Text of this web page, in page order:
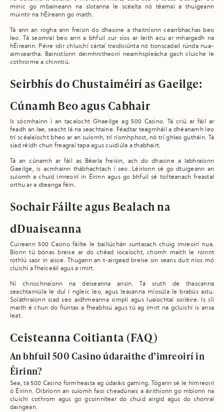
minic go mbaineann na slotanna le scéalta nó téamaí a thuigeann
muintir na hÉireann go maith.
Tá ann an rogha ann freisin do dhaoine a thaitníonn cearrbhachas beo
leo. Tá seomraí beo ann a bhfuil cur síos ar leith acu ar mhargadh na
hÉireann. Péire idir chluichí cártaí traidisiúnta nó tionscadail rúnda nua-
aimseartha. Bainistíonn deimhnitheoirí neamhspleácha gach cluiche le
cothroime a chinntiú.
Seirbhís do Chustaiméirí as Gaeilge:
Cúnamh Beo agus Cabhair
Is sócmhainn í an tacaíocht Ghaeilge ag 500 Casino. Tá criú ar fáil ar
feadh an lae, seacht lá na seachtaine. Féadtar teagmháil a dhéanamh leo
trí scéalaíocht bheo ar an suíomh, trí ríomhphost, nó trí ghlao gutháin. Tá
siad réidh chun freagraí tapa agus cuidiúla a thabhairt.
Tá an cúnamh ar fáil as Béarla freisin, ach do dhaoine a labhraíonn
Gaeilge, is acmhainn thábhachtach í seo. Léiríonn sé go dtuigeann an
suíomh a chuid imreoirí in Éirinn agus go bhfuil sé toilteanach freastal
orthu ar a dteanga féin.
Sochair Fáilte agus Bealach na
dDuaiseanna
Cuireann 500 Casino fáilte le bailiúchán suntasach chuig imreoirí nua.
Bíonn tú bónas breise ar do chéad íocaíocht, chomh maith le roinnt
rothlú saor in aisce. Thugann an t-airgead breise sin seans duit níos mó
cluichí a fheiceáil agus a imirt.
Ní chriochnaíonn na deiseanna ansin. Tá sruth de thascanna
seachtainiúla le dul i ngleic leo, agus leasanna míosúla le brabús astu.
Soláthraíonn siad seo aidhmeanna simplí agus luaíochtaí soiléire. Is slí
maith é chun do fiúntas a fheabhsú agus tú ag imirt na gcluichí is ansa
leat.
Ceisteanna Coitianta (FAQ)
An bhfuil 500 Casino údaraithe d’imreoirí in
Éirinn?
Sea, tá 500 Casino formheasta ag údaráis gaming. Tógann sé le himreoirí
ó Éirinn. Oibríonn an suíomh faoi cheadúnais a áirithíonn go mbíonn na
cluichí cothrom agus go gcoinnítear do chuid airgid agus do shonraí
daingean.